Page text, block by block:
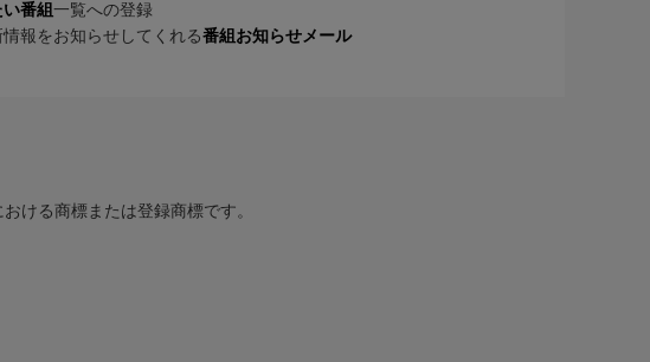
い番組一覧への登録
報をお知らせしてくれる番組お知らせメール
ける商標または登録商標です。